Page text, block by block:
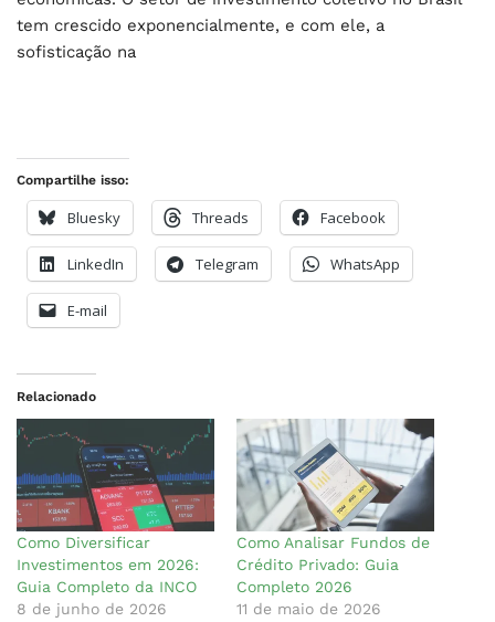
tem crescido exponencialmente, e com ele, a
sofisticação na
Compartilhe isso:
Bluesky Threads Facebook
LinkedIn Telegram WhatsApp
E-mail
Relacionado
Como Diversificar
Investimentos em 2026:
Guia Completo da INCO
8 de junho de 2026
Como Analisar Fundos de
Crédito Privado: Guia
Completo 2026
11 de maio de 2026